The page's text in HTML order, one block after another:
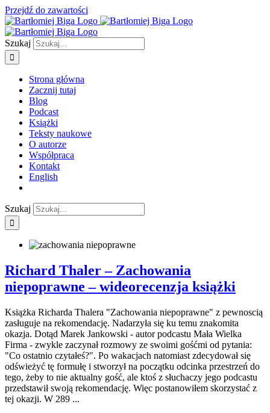
Przejdź do zawartości
Szukaj
Strona główna
Zacznij tutaj
Blog
Podcast
Książki
Teksty naukowe
O autorze
Współpraca
Kontakt
English
Szukaj
Richard Thaler – Zachowania
niepoprawne – wideorecenzja książki
Książka Richarda Thalera "Zachowania niepoprawne" z pewnoscią
zasługuje na rekomendację. Nadarzyła się ku temu znakomita
okazja. Dotąd Marek Jankowski - autor podcastu Mała Wielka
Firma - zwykle zaczynał rozmowy ze swoimi gośćmi od pytania:
"Co ostatnio czytałeś?". Po wakacjach natomiast zdecydował się
odświeżyć tę formułę i stworzył na początku odcinka przestrzeń do
tego, żeby to nie aktualny gość, ale ktoś z słuchaczy jego podcastu
przedstawił swoją rekomendację. Więc postanowiłem skorzystać z
tej okazji. W 289 ...